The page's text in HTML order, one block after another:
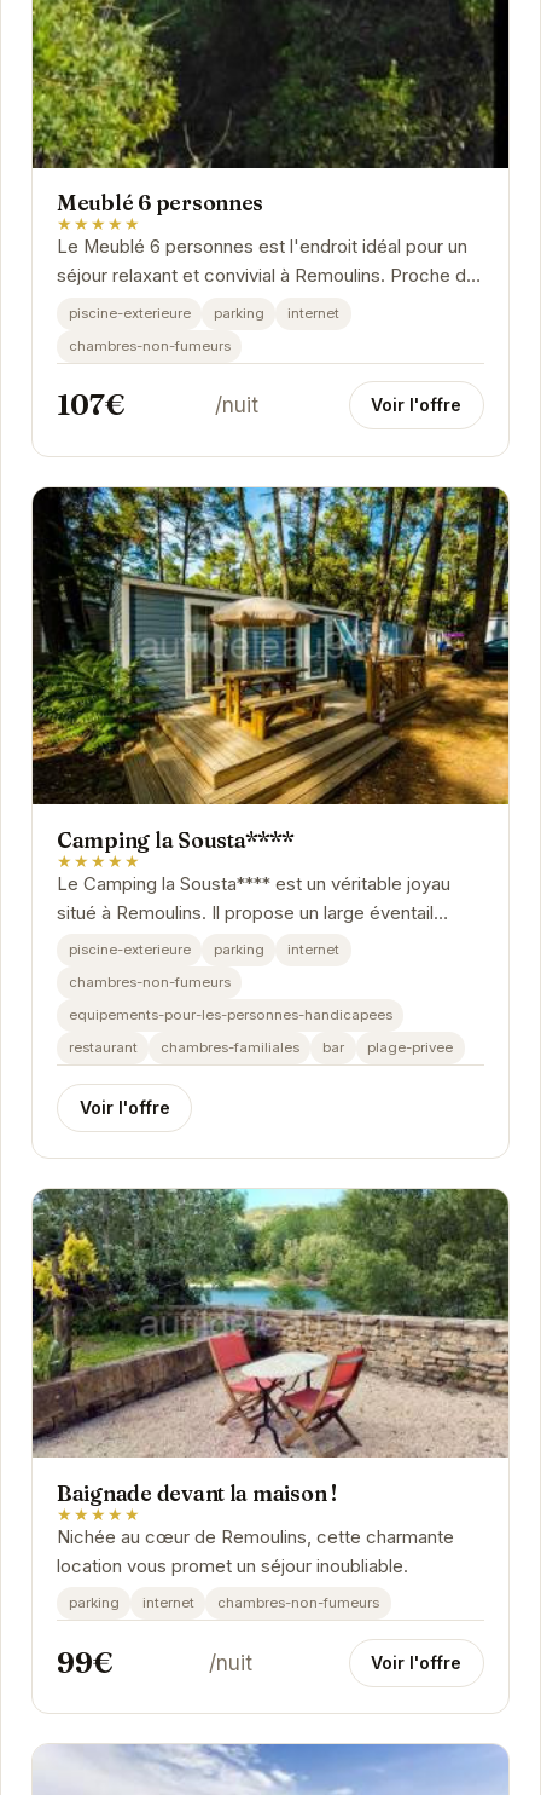
Meublé 6 personnes
★★★★★
Le Meublé 6 personnes est l'endroit idéal pour un
séjour relaxant et convivial à Remoulins. Proche du
Pont du Gard et d'autres sites touristiques...
piscine-exterieure parking
internet
chambres-non-fumeurs
107€ /nuit Voir l'offre
Camping la Sousta****
★★★★★
Le Camping la Sousta**** est un véritable joyau
situé à Remoulins. Il propose un large éventail
d'équipements et d'activités pour satisfaire...
piscine-exterieure parking
internet
chambres-non-fumeurs
equipements-pour-les-personnes-handicapees
restaurant
chambres-familiales bar plage-privee
Voir l'offre
Baignade devant la maison !
★★★★★
Nichée au cœur de Remoulins, cette charmante
location vous promet un séjour inoubliable.
parking internet chambres-non-fumeurs
99€ /nuit Voir l'offre